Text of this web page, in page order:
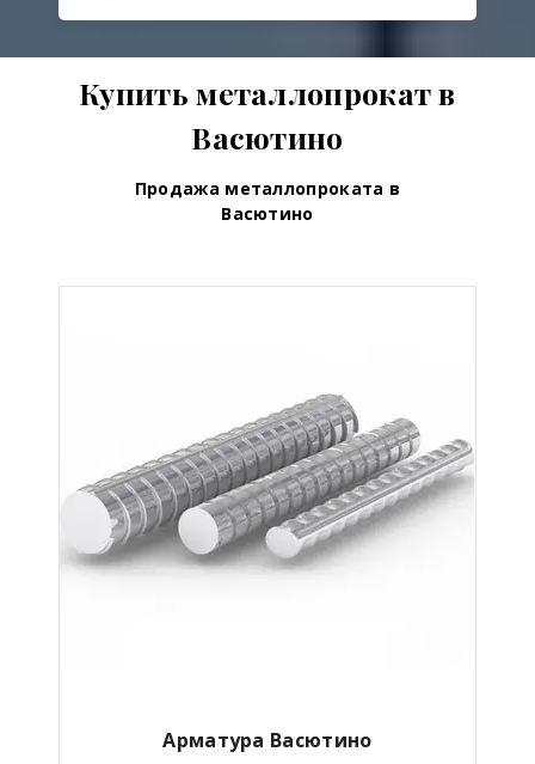
Купить металлопрокат в
Васютино
Продажа металлопроката в
Васютино
Арматура Васютино